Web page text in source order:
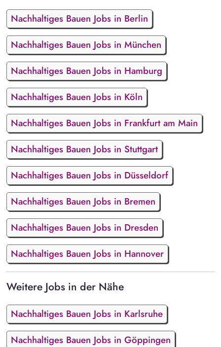
Nachhaltiges Bauen Jobs in Berlin
Nachhaltiges Bauen Jobs in München
Nachhaltiges Bauen Jobs in Hamburg
Nachhaltiges Bauen Jobs in Köln
Nachhaltiges Bauen Jobs in Frankfurt am Main
Nachhaltiges Bauen Jobs in Stuttgart
Nachhaltiges Bauen Jobs in Düsseldorf
Nachhaltiges Bauen Jobs in Bremen
Nachhaltiges Bauen Jobs in Dresden
Nachhaltiges Bauen Jobs in Hannover
Weitere Jobs in der Nähe
Nachhaltiges Bauen Jobs in Karlsruhe
Nachhaltiges Bauen Jobs in Göppingen